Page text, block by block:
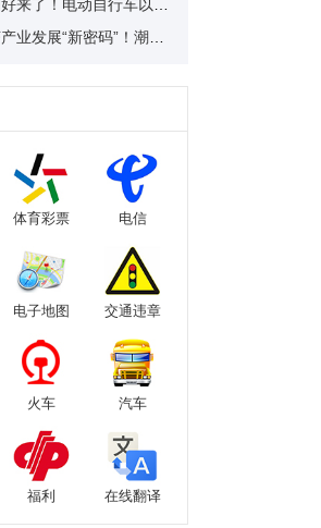
体育彩票 电信
电子地图 交通违章
火车 汽车
福利 在线翻译